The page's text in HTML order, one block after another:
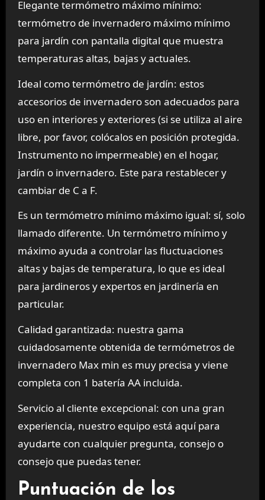
Elegante termómetro máximo mínimo:
termómetro de invernadero máximo mínimo
para jardín con pantalla digital que muestra
temperaturas altas, bajas y actuales.
Ideal como termómetro de jardín: estos
accesorios de invernadero son adecuados para
uso en interiores y exteriores (si se utiliza al aire
libre, por favor, colócalos en posición protegida.
Instrumento no impermeable) en el hogar,
jardín o invernadero. Este para restablecer y
cambiar de C a F.
Es un termómetro mínimo máximo igual: sí, solo
llamado diferente. Un termómetro mínimo y
máximo ayuda a controlar las fluctuaciones
altas y bajas de temperatura, lo que es ideal
para jardineros y expertos en jardinería en
particular.
Calidad garantizada: nuestra gama
cuidadosamente obtenida de termómetros de
invernadero Max min es muy precisa y viene
completa con 1 batería AA incluida.
Servicio al cliente excepcional: con una gran
experiencia, nuestro equipo está aquí para
ayudarte con cualquier pregunta, consejo o
consejo que puedas tener.
Puntuación de los